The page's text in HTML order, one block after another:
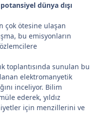
dünya dışı
çok ötesine ulaşan
bu emisyonların
toplantısında sunulan bu
elektromanyetik
inceliyor. Bilim
ederek, yıldız
için menzillerini ve